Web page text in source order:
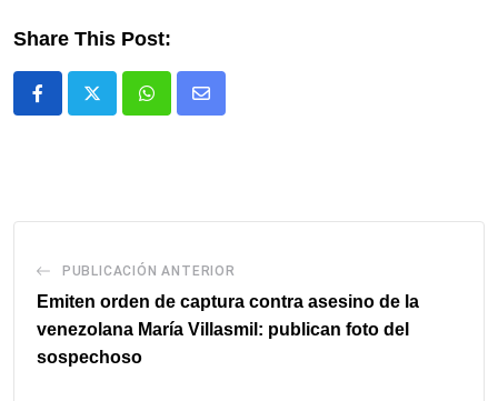
Share This Post:
WhatsappComparte
PUBLICACIÓN ANTERIOR
Emiten orden de captura contra asesino de la
venezolana María Villasmil: publican foto del
sospechoso